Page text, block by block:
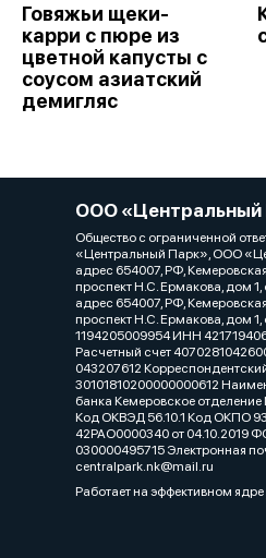
Говяжьи щеки-
карри с пюре из
цветной капусты с
соусом азиатский
демигляс
ООО «Центральный
Общество с ограниченной
«Центральный Парк», ООО
адрес 654007, РФ, Кемеровская
проспект Н.С. Ермакова, дом
адрес 654007, РФ, Кемеровская
проспект Н.С. Ермакова, дом
1194205009954 ИНН
Расчетный счет
043207612
30101810200000000612
банка Кемеровское
Код ОКВЭД 56.10.1 Код ОКПО
42РАО0000340 от 04.10.2019
030000495715 Электронная
centralpark.nk@mail.ru
Работает на эффективном ядре